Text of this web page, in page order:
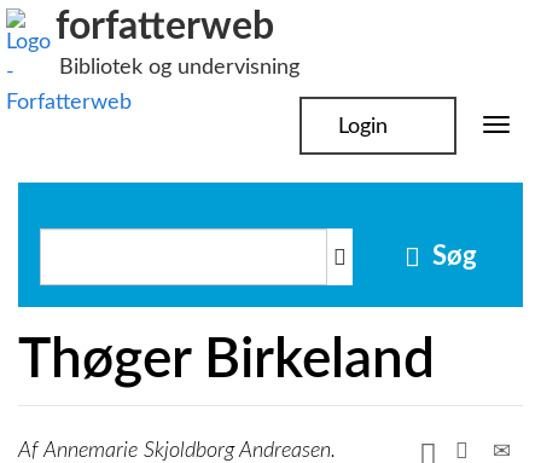
Hop
til
indhold
forfatterweb
Bibliotek og undervisning
Login
Søg
Thøger Birkeland
Annemarie Skjoldborg Andreasen.